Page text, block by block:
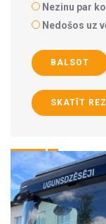
Nezinu par
Nedošos uz
BALSOT
SKATĪT